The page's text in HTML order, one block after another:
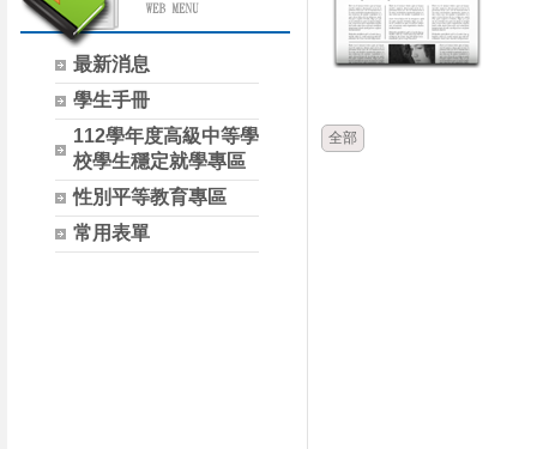
最新消息
學生手冊
112學年度高級中等學
校學生穩定就學專區
性別平等教育專區
常用表單
全部